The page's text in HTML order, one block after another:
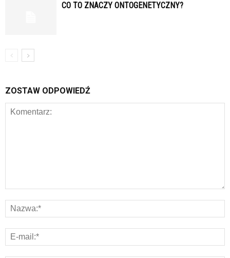
CO TO ZNACZY ONTOGENETYCZNY?
ZOSTAW ODPOWIEDŹ